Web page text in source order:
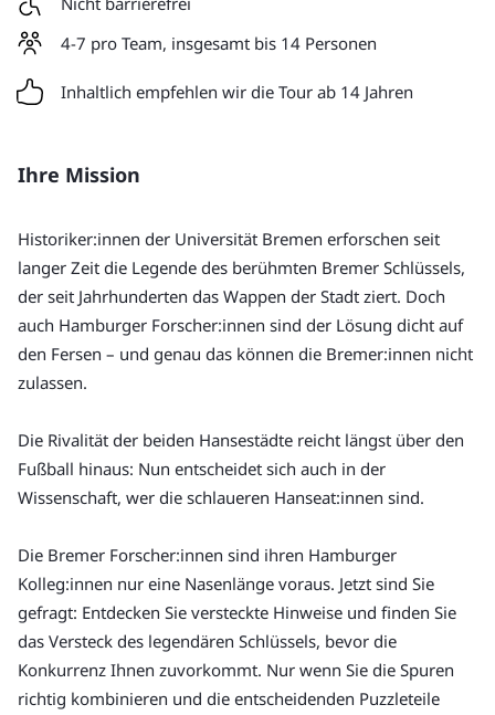
4-7 pro Team, insgesamt bis 14 Personen
Inhaltlich empfehlen wir die Tour ab 14 Jahren
Ihre Mission
Historiker:innen der Universität Bremen erforschen seit
langer Zeit die Legende des berühmten Bremer Schlüssels,
der seit Jahrhunderten das Wappen der Stadt ziert. Doch
auch Hamburger Forscher:innen sind der Lösung dicht auf
den Fersen – und genau das können die Bremer:innen nicht
zulassen.
Die Rivalität der beiden Hansestädte reicht längst über den
Fußball hinaus: Nun entscheidet sich auch in der
Wissenschaft, wer die schlaueren Hanseat:innen sind.
Die Bremer Forscher:innen sind ihren Hamburger
Kolleg:innen nur eine Nasenlänge voraus. Jetzt sind Sie
gefragt: Entdecken Sie versteckte Hinweise und finden Sie
das Versteck des legendären Schlüssels, bevor die
Konkurrenz Ihnen zuvorkommt. Nur wenn Sie die Spuren
richtig kombinieren und die entscheidenden Puzzleteile